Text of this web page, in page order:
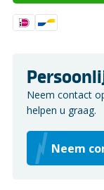
Neem contact
helpen u graag.
Neem